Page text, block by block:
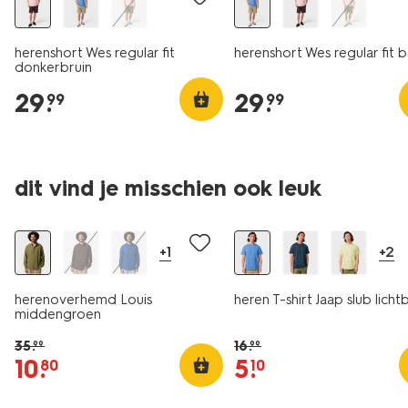
herenshort Wes regular fit
donkerbruin
29.
99
herenshort Wes regular fit
29.
99
dit vind je misschien ook leuk
sale
+1
herenoverhemd Louis
middengroen
35.99
10.
80
sale
+2
heren T-shirt Jaap slub
16.99
5.
10